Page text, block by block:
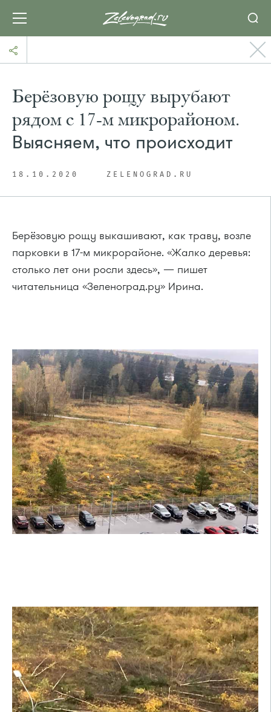
Берёзовую рощу вырубают
рядом с 17-м микрорайоном.
Выясняем, что происходит
18.10.2020 ZELENOGRAD.RU
Берёзовую рощу выкашивают, как траву, возле
парковки в 17-м микрорайоне. «Жалко деревья:
столько лет они росли здесь», — пишет
читательница «Зеленоград.ру» Ирина.